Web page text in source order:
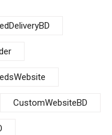
CustomWebsiteBD